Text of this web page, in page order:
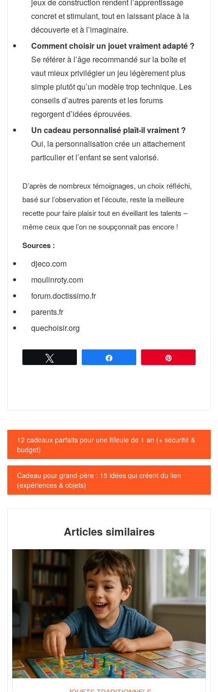
concret et stimulant, tout en laissant place à la
découverte et à l’imaginaire.
Comment choisir un jouet vraiment adapté ?
Se référer à l’âge recommandé sur la boîte et
vaut mieux privilégier un jeu légèrement plus
simple plutôt qu’un modèle trop technique. Les
conseils d’autres parents et les forums
regorgent d’idées éprouvées.
Un cadeau personnalisé plaît-il vraiment ?
Oui, la personnalisation crée un attachement
particulier et l’enfant se sent valorisé.
D’après de nombreux témoignages, un choix réfléchi,
basé sur l’observation et l’écoute, reste la meilleure
recette pour faire plaisir tout en éveillant les talents –
même ceux que l’on ne soupçonnait pas encore !
Sources :
djeco.com
moulinroty.com
forum.doctissimo.fr
parents.fr
quechoisir.org
Navigation
de
l’article
12 cadeaux parfaits pour une filleule de 1 an (+ sécurité &
budget)
Cadeau pour grand-père : 15 idées qui créent du lien
(expériences & objets)
Articles similaires